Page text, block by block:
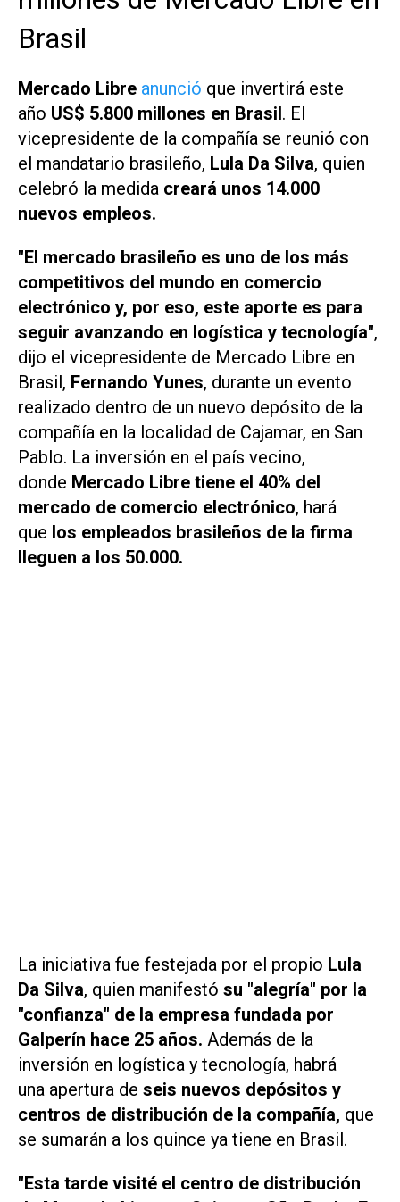
Brasil
Mercado Libre anunció que invertirá este
año US$ 5.800 millones en Brasil. El
vicepresidente de la compañía se reunió con
el mandatario brasileño, Lula Da Silva, quien
celebró la medida creará unos 14.000
nuevos empleos.
"El mercado brasileño es uno de los más
competitivos del mundo en comercio
electrónico y, por eso, este aporte es para
seguir avanzando en logística y tecnología",
dijo el vicepresidente de Mercado Libre en
Brasil, Fernando Yunes, durante un evento
realizado dentro de un nuevo depósito de la
compañía en la localidad de Cajamar, en San
Pablo. La inversión en el país vecino,
donde Mercado Libre tiene el 40% del
mercado de comercio electrónico, hará
que los empleados brasileños de la firma
lleguen a los 50.000.
La iniciativa fue festejada por el propio Lula
Da Silva, quien manifestó su "alegría" por la
"confianza" de la empresa fundada por
Galperín hace 25 años. Además de la
inversión en logística y tecnología, habrá
una apertura de seis nuevos depósitos y
centros de distribución de la compañía, que
se sumarán a los quince ya tiene en Brasil.
"Esta tarde visité el centro de distribución